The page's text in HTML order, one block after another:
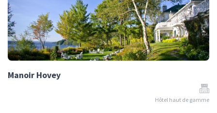
Manoir Hovey
Hôtel haut de gamme